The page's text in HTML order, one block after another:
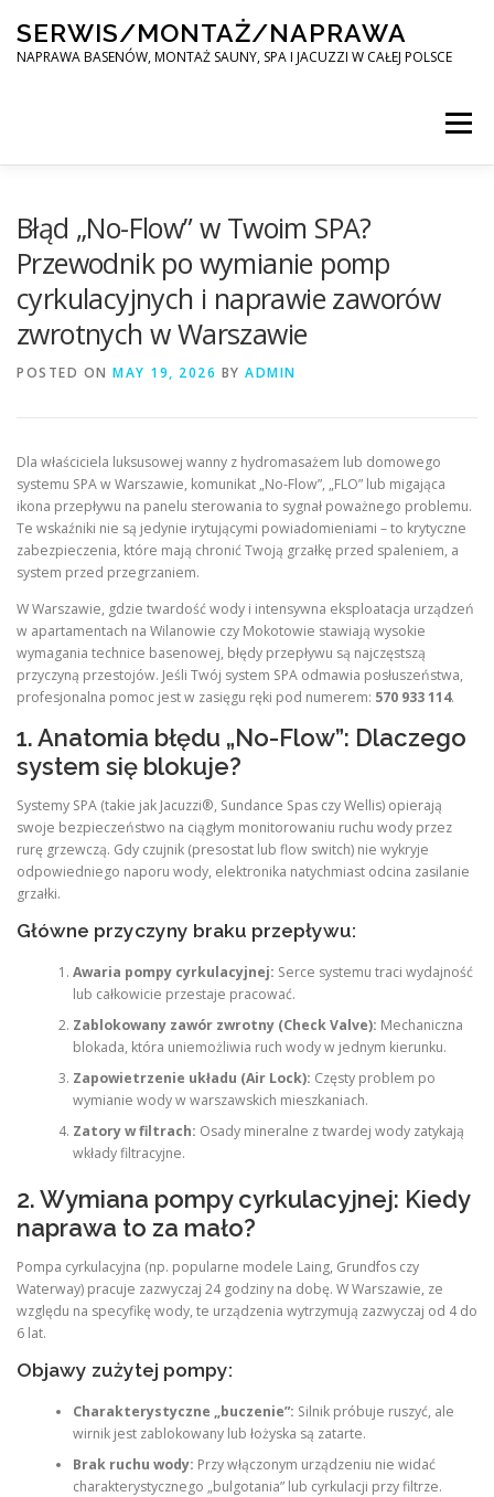
content
SERWIS/MONTAŻ/NAPRAWA
NAPRAWA BASENÓW, MONTAŻ SAUNY, SPA I JACUZZI W CAŁEJ POLSCE
Menu
MONTAŻ SAUNY, SPA, JACUZI W CAŁEJ POLSCE
KONTAKT
Błąd „No-Flow” w Twoim SPA?
Przewodnik po wymianie pomp
cyrkulacyjnych i naprawie zaworów
zwrotnych w Warszawie
POSTED ON MAY 19, 2026 BY ADMIN
Dla właściciela luksusowej wanny z hydromasażem lub domowego
systemu SPA w Warszawie, komunikat „No-Flow”, „FLO” lub migająca
ikona przepływu na panelu sterowania to sygnał poważnego problemu.
Te wskaźniki nie są jedynie irytującymi powiadomieniami – to krytyczne
zabezpieczenia, które mają chronić Twoją grzałkę przed spaleniem, a
system przed przegrzaniem.
W Warszawie, gdzie twardość wody i intensywna eksploatacja urządzeń
w apartamentach na Wilanowie czy Mokotowie stawiają wysokie
wymagania technice basenowej, błędy przepływu są najczęstszą
przyczyną przestojów. Jeśli Twój system SPA odmawia posłuszeństwa,
profesjonalna pomoc jest w zasięgu ręki pod numerem: 570 933 114.
1. Anatomia błędu „No-Flow”: Dlaczego
system się blokuje?
Systemy SPA (takie jak Jacuzzi®, Sundance Spas czy Wellis) opierają
swoje bezpieczeństwo na ciągłym monitorowaniu ruchu wody przez
rurę grzewczą. Gdy czujnik (presostat lub flow switch) nie wykryje
odpowiedniego naporu wody, elektronika natychmiast odcina zasilanie
grzałki.
Główne przyczyny braku przepływu:
Awaria pompy cyrkulacyjnej: Serce systemu traci wydajność
lub całkowicie przestaje pracować.
Zablokowany zawór zwrotny (Check Valve): Mechaniczna
blokada, która uniemożliwia ruch wody w jednym kierunku.
Zapowietrzenie układu (Air Lock): Częsty problem po
wymianie wody w warszawskich mieszkaniach.
Zatory w filtrach: Osady mineralne z twardej wody zatykają
wkłady filtracyjne.
2. Wymiana pompy cyrkulacyjnej: Kiedy
naprawa to za mało?
Pompa cyrkulacyjna (np. popularne modele Laing, Grundfos czy
Waterway) pracuje zazwyczaj 24 godziny na dobę. W Warszawie, ze
względu na specyfikę wody, te urządzenia wytrzymują zazwyczaj od 4 do
6 lat.
Objawy zużytej pompy:
Charakterystyczne „buczenie”: Silnik próbuje ruszyć, ale
wirnik jest zablokowany lub łożyska są zatarte.
Brak ruchu wody: Przy włączonym urządzeniu nie widać
charakterystycznego „bulgotania” lub cyrkulacji przy filtrze.